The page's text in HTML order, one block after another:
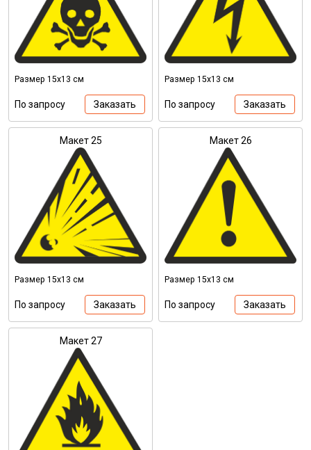
Размер 15х13 см
По запросу Заказать
Размер 15х13 см
По запросу Заказать
Макет 25
Размер 15х13 см
По запросу Заказать
Макет 26
Размер 15х13 см
По запросу Заказать
Макет 27